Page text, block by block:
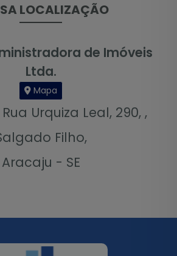
LOCALIZAÇÃO
de Imóveis
Ltda.
Mapa
Urquiza Leal, 290, ,
Filho,
Aracaju - SE